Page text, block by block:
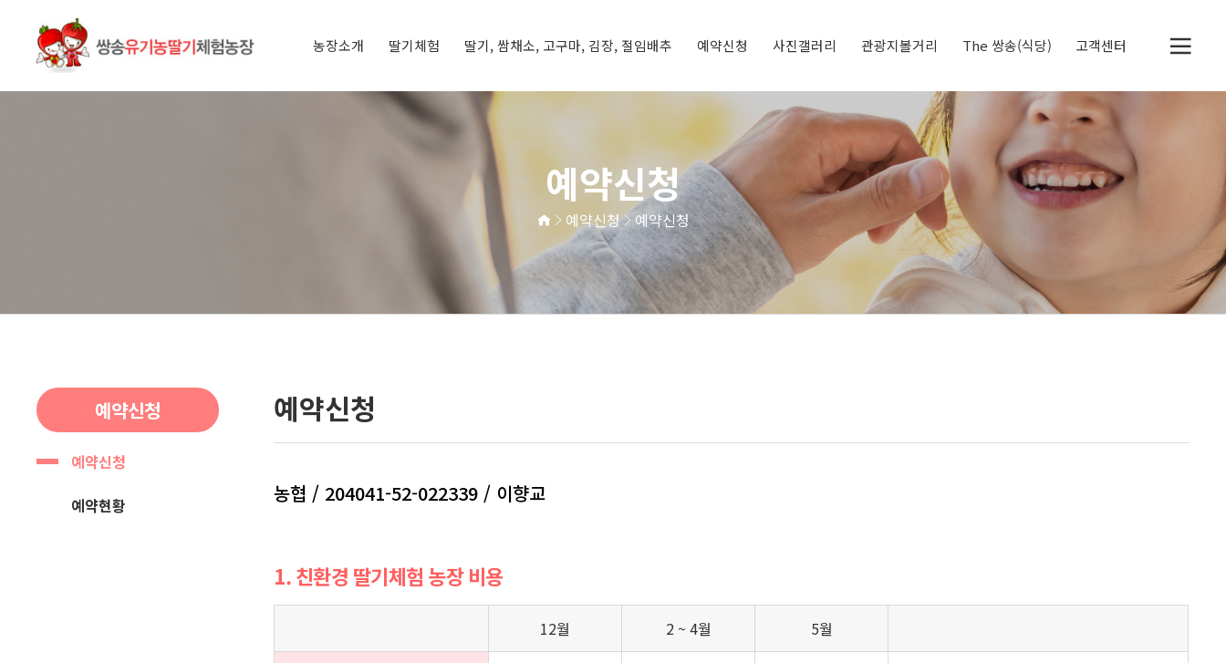
농장소개 딸기체험
아이들과 딸기체험
딸기 이야기
딸기, 쌈채소, 고구마, 김장, 절임배추
체험프로그램
예약신청
예약신청
예약현황
사진갤러리 관광지볼거리
북한강 자전거 전용도
로
The 쌍송(식당) 고객센터
공지사항
체험후기
딸기레시피
예약신청
예약신청 예약신청
예약신청
예약신청
예약현황
예약신청
농협 / 204041-52-022339 / 이향교
1. 친환경 딸기체험 농장 비용
12월 2 ~ 4월 5월